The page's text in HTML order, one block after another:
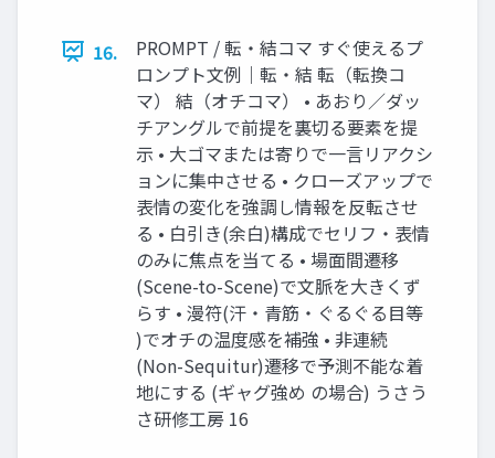
16.
PROMPT / 転・結コマ すぐ使えるプ
ロンプト文例｜転・結 転（転換コ
マ） 結（オチコマ） • あおり／ダッ
チアングルで前提を裏切る要素を提
示 • 大ゴマまたは寄りで一言リアクシ
ョンに集中させる • クローズアップで
表情の変化を強調し情報を反転させ
る • 白引き(余白)構成でセリフ・表情
のみに焦点を当てる • 場面間遷移
(Scene-to-Scene)で文脈を大きくず
らす • 漫符(汗・青筋・ぐるぐる目等
)でオチの温度感を補強 • 非連続
(Non-Sequitur)遷移で予測不能な着
地にする (ギャグ強め の場合) うさう
さ研修工房 16